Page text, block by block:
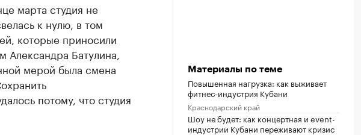
марта студия не
к нулю, в том
которые приносили
Батулина,
мерой была смена
потому, что студия
Материалы по теме
Повышенная нагрузка: как выживает
фитнес-индустрия Кубани
Краснодарский край
Шоу не будет: как концертная и event-
индустрии Кубани переживают кризис